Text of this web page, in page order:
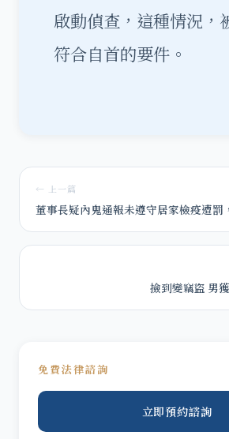
啟動偵查，這種情況，
符合自首的要件。
← 上一篇
董事長疑內鬼通報未遵守居家檢疫遭罰
撿到變竊盜 男
免費法律諮詢
立即預約諮詢